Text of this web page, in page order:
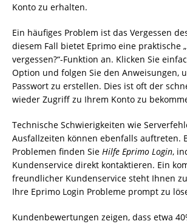
Konto zu erhalten.
Ein häufiges Problem ist das Vergessen
diesem Fall bietet Eprimo eine praktische
vergessen?“-Funktion an. Klicken Sie
Option und folgen Sie den Anweisungen,
Passwort zu erstellen. Dies ist oft der
wieder Zugriff zu Ihrem Konto zu
Technische Schwierigkeiten wie
Ausfallzeiten können ebenfalls auftreten.
Problemen finden Sie Hilfe Eprimo Login,
Kundenservice direkt kontaktieren. Ein
freundlicher Kundenservice steht Ihnen
Ihre Eprimo Login Probleme prompt zu
Kundenbewertungen zeigen, dass etwa